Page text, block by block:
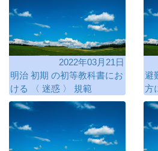
2022年03月21日
明治 初期 の初等教科書にお
ける 〈 迷惑 〉 規範
避
方